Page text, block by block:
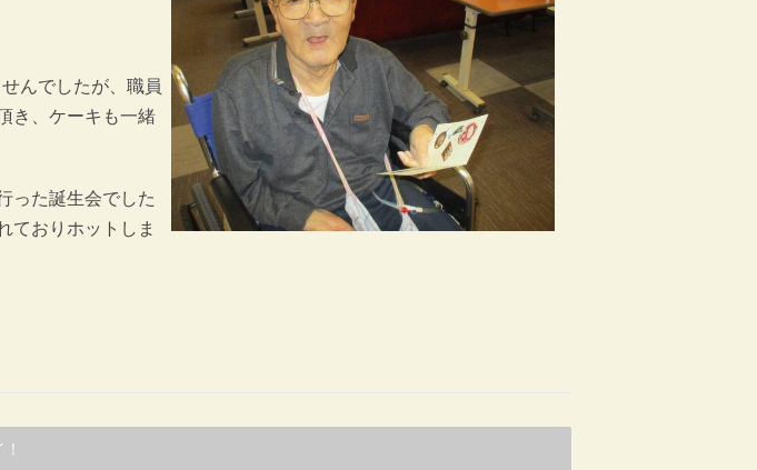
んでしたが、職員
き、ケーキも一緒
った誕生会でした
ておりホットしま